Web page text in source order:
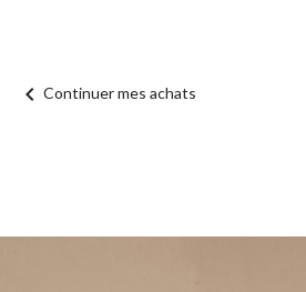
chevron_left Continuer mes achats